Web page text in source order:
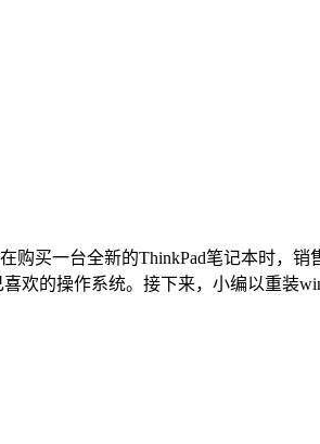
购买一台全新的ThinkPad笔记本时，销
欢的操作系统。接下来，小编以重装